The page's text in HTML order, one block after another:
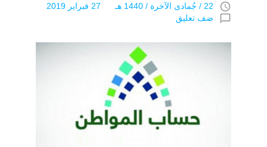
access_time 22 / جُمادى اﻵخرة / 1440 هـ 27 فبراير 2019
chat_bubble_outline ضف تعليق